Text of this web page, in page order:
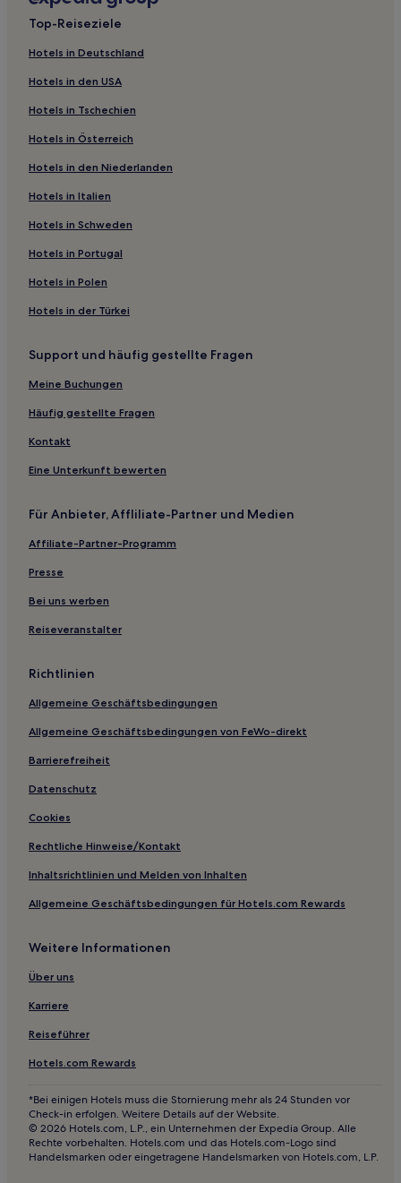
Hotels mit Pool in Pleinfeld
Familien in Herzogenaurach
Haustierfreundliche in Herzogenaurach
Hotels mit inbegriffenem Frühstück in Herzogenaurach
Familien in Altstadt Bamberg
Haustierfreundliche in Altstadt Bamberg
Business in Mittelfranken
Hotels mit Parkplatz in Mittelfranken
Haustierfreundliche in Mittelfranken
Familien in Mittelfranken
Familien in Fränkische Schweiz
Haustierfreundliche in Gostenhof
Hotels mit inbegriffenem Frühstück in Erlangen
Haustierfreundliche in Erlangen
Familien in Erlangen
Haustierfreundliche in Ansbach
Haustierfreundliche in Volkach
Familien in Volkach
Business in Volkach
Hotels mit Parkplatz in Volkach
Hotels mit Küchenzeile in Volkach
Familien in Fürth
Hotels mit inbegriffenem Frühstück in Bamberg
Familien in Bamberg
Business in Südstadt
Familien in Südstadt
Hotels mit inbegriffenem Frühstück in Oststadt
Familien in Oststadt
Business in Franken
Familien in Franken
Haustierfreundliche in Franken
Familien in Rothenburg ob der Tauber
Haustierfreundliche in Nürnberg
Hotels mit inbegriffenem Frühstück in Nürnberg
Familien in Nürnberg
Hotels mit Parkplatz in Oberasbach
Hotels nahe St. Egidien
Landkreis Bayreuth: Hotels
Hotels nahe U-Bahn-Station Ziegelstein
Top-Reiseziele
Hotels in Deutschland
Hotels in den USA
Hotels in Tschechien
Hotels in Österreich
Hotels in den Niederlanden
Hotels in Italien
Hotels in Schweden
Hotels in Portugal
Hotels in Polen
Hotels in der Türkei
Support und häufig gestellte Fragen
Meine Buchungen
Häufig gestellte Fragen
Kontakt
Eine Unterkunft bewerten
Für Anbieter, Affliliate-Partner und Medien
Affiliate-Partner-Programm
Presse
Bei uns werben
Reiseveranstalter
Richtlinien
Allgemeine Geschäftsbedingungen
Allgemeine Geschäftsbedingungen von FeWo-direkt
Barrierefreiheit
Datenschutz
Cookies
Rechtliche Hinweise/Kontakt
Inhaltsrichtlinien und Melden von Inhalten
Allgemeine Geschäftsbedingungen für Hotels.com Rewards
Weitere Informationen
Über uns
Karriere
Reiseführer
Hotels.com Rewards
*Bei einigen Hotels muss die Stornierung mehr als 24 Stunden vor
Check-in erfolgen. Weitere Details auf der Website.
© 2026 Hotels.com, L.P., ein Unternehmen der Expedia Group. Alle
Rechte vorbehalten. Hotels.com und das Hotels.com-Logo sind
Handelsmarken oder eingetragene Handelsmarken von Hotels.com, L.P.